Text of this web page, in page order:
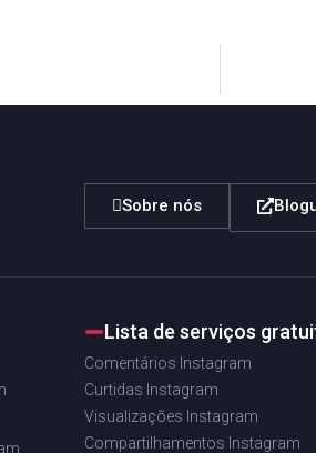
Sobre nós
Lista de serviços
Comentários Instagram
Curtidas Instagram
Visualizações Instagram
Compartilhamentos Instagram